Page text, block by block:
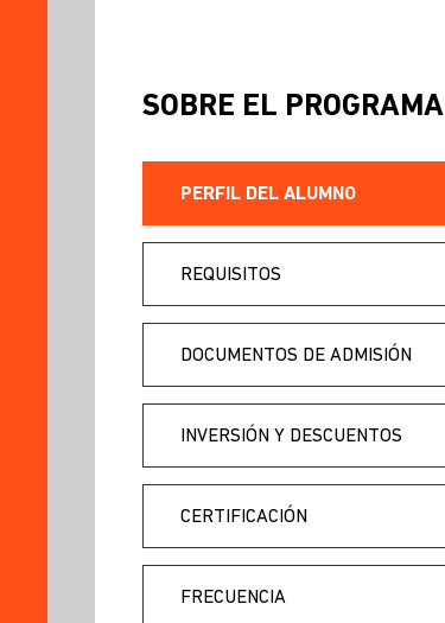
SOBRE EL PROGRAMA
PERFIL DEL ALUMNO
REQUISITOS
DOCUMENTOS DE ADMISIÓN
INVERSIÓN Y DESCUENTOS
CERTIFICACIÓN
FRECUENCIA